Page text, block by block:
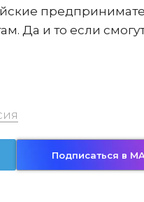
Да и то если
Подписаться в